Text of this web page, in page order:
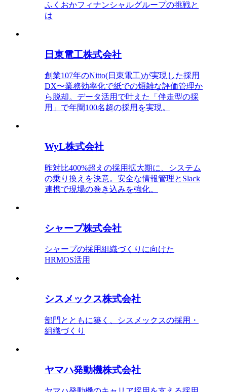
ふくおかフィナンシャルグループの挑戦と
は
日東電工株式会社
創業107年のNitto(日東電工)が実現した採用
DX〜業務効率化で紙での煩雑な評価管理か
ら脱却。データ活用で叶えた「伴走型の採
用」で年間100名超の採用を実現。
WyL株式会社
昨対比400%超えの採用拡大期に、システム
の乗り換えを決意。安全な情報管理とSlack
連携で現場の巻き込みを強化。
シャープ株式会社
シャープの採用組織づくりに向けた
HRMOS活用
シスメックス株式会社
部門とともに築く、シスメックスの採用・
組織づくり
ヤマハ発動機株式会社